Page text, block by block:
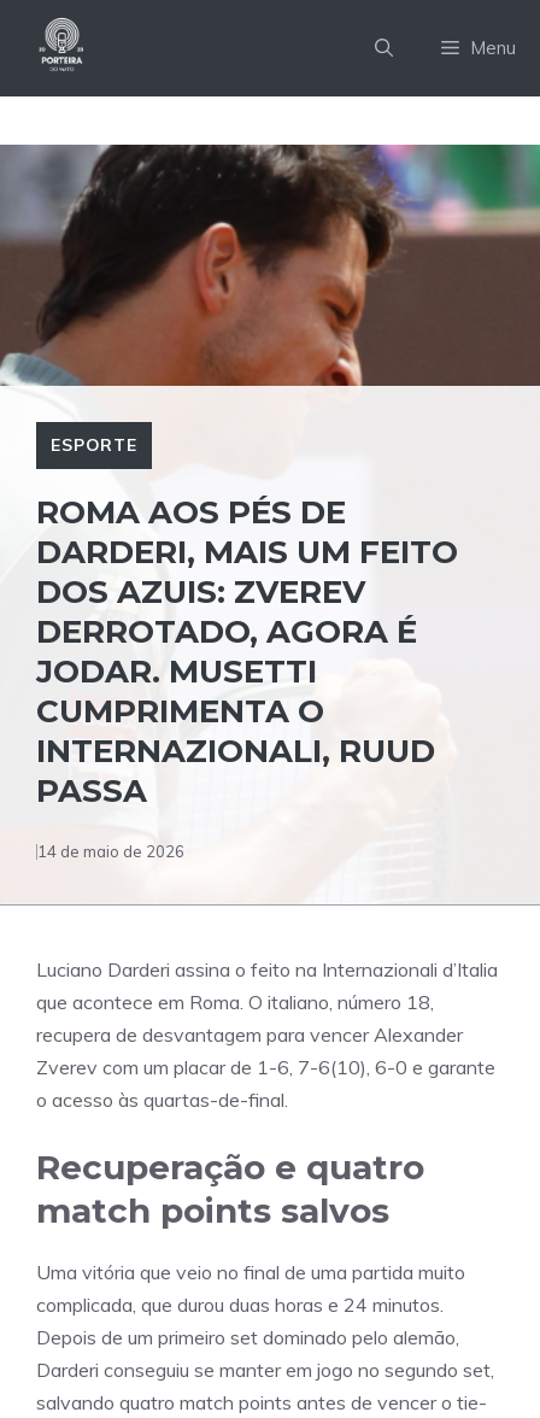
Menu
ESPORTE
ROMA AOS PÉS DE
DARDERI, MAIS UM FEITO
DOS AZUIS: ZVEREV
DERROTADO, AGORA É
JODAR. MUSETTI
CUMPRIMENTA O
INTERNAZIONALI, RUUD
PASSA
14 de maio de 2026
Luciano Darderi assina o feito na Internazionali d’Italia
que acontece em Roma. O italiano, número 18,
recupera de desvantagem para vencer Alexander
Zverev com um placar de 1-6, 7-6(10), 6-0 e garante
o acesso às quartas-de-final.
Recuperação e quatro
match points salvos
Uma vitória que veio no final de uma partida muito
complicada, que durou duas horas e 24 minutos.
Depois de um primeiro set dominado pelo alemão,
Darderi conseguiu se manter em jogo no segundo set,
salvando quatro match points antes de vencer o tie-